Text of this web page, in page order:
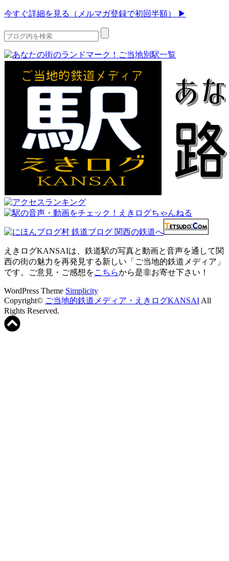
今すぐ詳細を見る（メルマガ登録で初回半額） ▶
えきログKANSAIは、鉄道駅の写真と動画と音声を通して関
西の街の魅力を再発見する新しい「ご当地的鉄道メディア」
です。ご意見・ご感想をこちらから是非お寄せ下さい！
WordPress Theme Simplicity
Copyright© ご当地的鉄道メディア・えきログKANSAI All
Rights Reserved.